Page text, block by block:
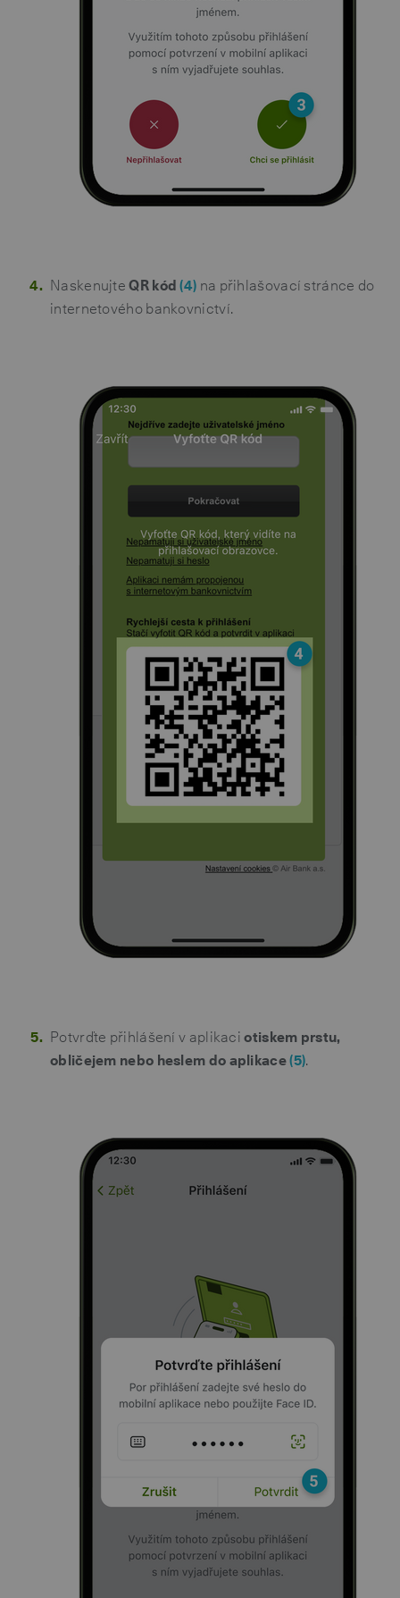
NaskenujteQR kód(4) na přihlašovací stránce do
internetového bankovnictví.
Potvrďte přihlášení v aplikaciotiskem prstu,
obličejem nebo heslem do aplikace(5).